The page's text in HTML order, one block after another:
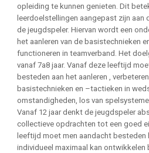
opleiding te kunnen genieten. Dit
leerdoelstellingen aangepast zijn aan
de jeugdspeler. Hiervan wordt een
het aanleren van de basistechnieken
functioneren in teamverband. Het
vanaf 7a8 jaar. Vanaf deze leeftijd
besteden aan het aanleren ,
basistechnieken en –tactieken in
omstandigheden, los van
Vanaf 12 jaar denkt de jeugdspeler
collectieve opdrachten tot een goed
leeftijd moet men aandacht besteden
individueel maximaal kan ontwikkelen